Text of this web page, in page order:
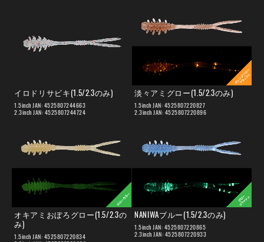
イロドリサビキ(1.5/2.3のみ)
1.5inch JAN: 4525807244663
2.3inch JAN: 4525807244724
淡々アミグロー(1.5/2.3のみ)
1.5inch JAN: 4525807220827
2.3inch JAN: 4525807220896
オキアミおぼろグロー(1.5/2.3の
み)
1.5inch JAN: 4525807220834
NANIWAブルー(1.5/2.3のみ)
1.5inch JAN: 4525807220865
2.3inch JAN: 4525807220933